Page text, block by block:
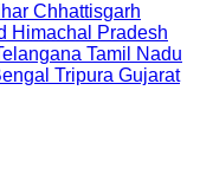
Chhattisgarh
Himachal Pradesh
Tamil Nadu
Tripura Gujarat